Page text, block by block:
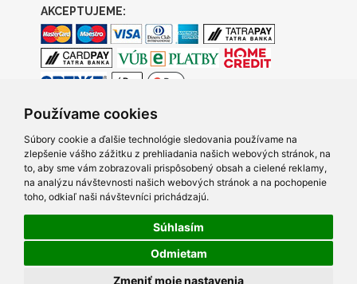
Používame cookies
Súbory cookie a ďalšie technológie sledovania používame na
zlepšenie vášho zážitku z prehliadania našich webových stránok, na
to, aby sme vám zobrazovali prispôsobený obsah a cielené reklamy,
na analýzu návštevnosti našich webových stránok a na pochopenie
toho, odkiaľ naši návštevníci prichádzajú.
Súhlasím
Odmietam
Zmeniť moje nastavenia
AKCEPTUJEME:
© 2005- 2026 TRACO Computers s.r.o., Všetky práva vyhradené.
Created by Q7 digital media s.r.o.|Napíšte námv prípade